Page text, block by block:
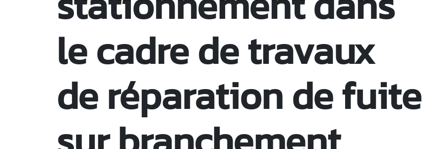
le cadre de travaux
de réparation de fuite